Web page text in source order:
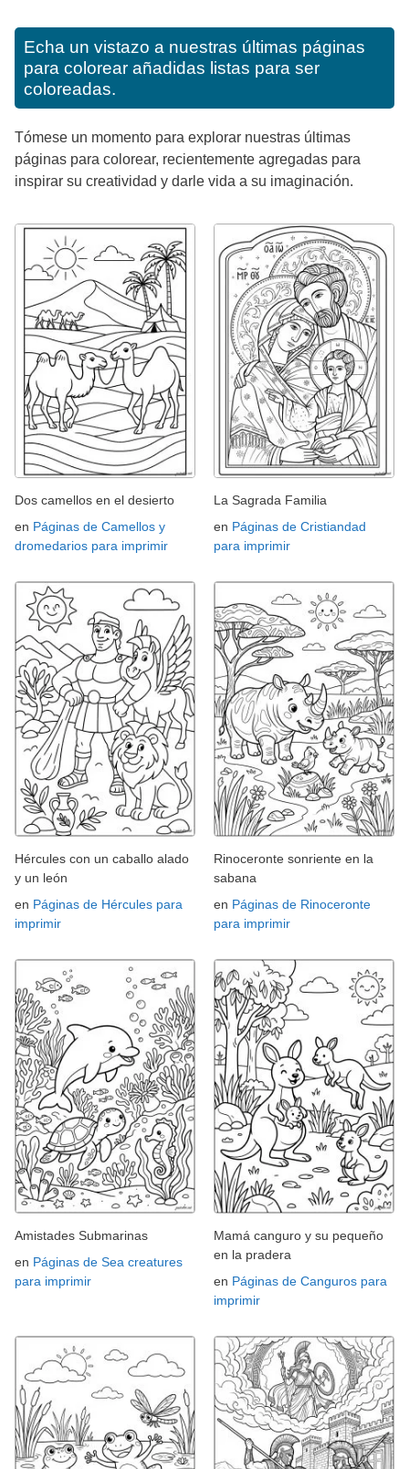
Echa un vistazo a nuestras últimas páginas
para colorear añadidas listas para ser
coloreadas.
Tómese un momento para explorar nuestras últimas
páginas para colorear, recientemente agregadas para
inspirar su creatividad y darle vida a su imaginación.
Dos camellos en el desierto
en Páginas de Camellos y
dromedarios para imprimir
La Sagrada Familia
en Páginas de Cristiandad
para imprimir
Hércules con un caballo alado
y un león
en Páginas de Hércules para
imprimir
Rinoceronte sonriente en la
sabana
en Páginas de Rinoceronte
para imprimir
Amistades Submarinas
en Páginas de Sea creatures
para imprimir
Mamá canguro y su pequeño
en la pradera
en Páginas de Canguros para
imprimir